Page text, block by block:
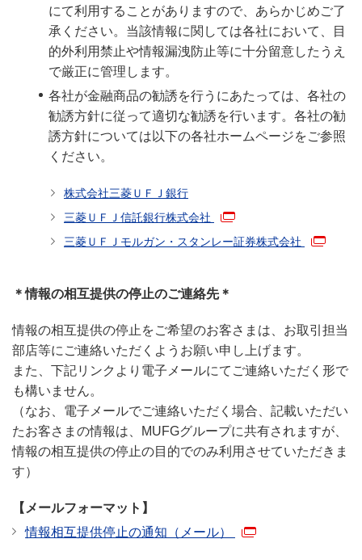
にて利用することがありますので、あらかじめご了
承ください。当該情報に関しては各社において、目
的外利用禁止や情報漏洩防止等に十分留意したうえ
で厳正に管理します。
各社が金融商品の勧誘を行うにあたっては、各社の
勧誘方針に従って適切な勧誘を行います。各社の勧
誘方針については以下の各社ホームページをご参照
ください。
株式会社三菱ＵＦＪ銀行
三菱ＵＦＪ信託銀行株式会社
三菱ＵＦＪモルガン・スタンレー証券株式会社
＊情報の相互提供の停止のご連絡先＊
情報の相互提供の停止をご希望のお客さまは、お取引担当
部店等にご連絡いただくようお願い申し上げます。
また、下記リンクより電子メールにてご連絡いただく形で
も構いません。
（なお、電子メールでご連絡いただく場合、記載いただい
たお客さまの情報は、MUFGグループに共有されますが、
情報の相互提供の停止の目的でのみ利用させていただきま
す）
【メールフォーマット】
情報相互提供停止の通知（メール）